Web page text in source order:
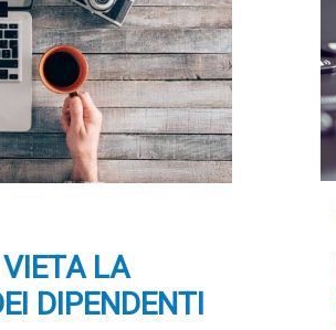
LA
DIPENDENTI